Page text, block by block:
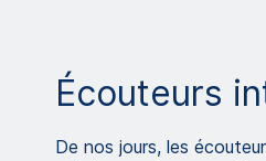
Écouteurs
De nos jours, les